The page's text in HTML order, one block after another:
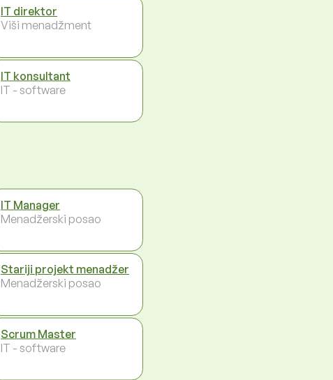
IT direktor
Viši menadžment
IT konsultant
IT - software
IT Manager
Menadžerski posao
Stariji projekt menadžer
Menadžerski posao
Scrum Master
IT - software